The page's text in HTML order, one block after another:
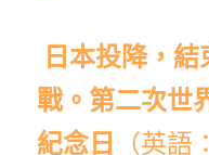
日本投降，
戰。 第二次世
紀念日
（英語